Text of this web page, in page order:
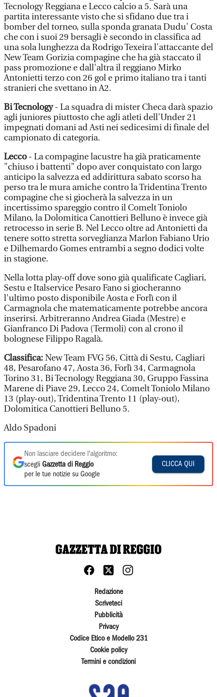
Tecnology Reggiana e Lecco calcio a 5. Sarà una
partita interessante visto che si sfidano due tra i
bomber del torneo, sulla sponda granata Dudu' Costa
che con i suoi 29 bersagli è secondo in classifica ad
una sola lunghezza da Rodrigo Texeira l'attaccante del
New Team Gorizia compagine che ha già staccato il
pass promozione e dall'altra il reggiano Mirko
Antonietti terzo con 26 gol e primo italiano tra i tanti
stranieri che svettano in A2.
Bi Tecnology- La squadra di mister Checa darà spazio
agli juniores piuttosto che agli atleti dell'Under 21
impegnati domani ad Asti nei sedicesimi di finale del
campionato di categoria.
Lecco- La compagine lacustre ha già praticamente
"chiuso i battenti" dopo aver conquistato con largo
anticipo la salvezza ed addirittura sabato scorso ha
perso tra le mura amiche contro la Tridentina Trento
compagine che si giocherà la salvezza in un
incertissimo spareggio contro il Comelt Toniolo
Milano, la Dolomitica Canottieri Belluno è invece già
retrocesso in serie B. Nel Lecco oltre ad Antonietti da
tenere sotto stretta sorveglianza Marlon Fabiano Urio
e Dilhemardo Gomes entrambi a segno dodici volte
in stagione.
Nella lotta play-off dove sono già qualificate Cagliari,
Sestu e Italservice Pesaro Fano si giocheranno
l'ultimo posto disponibile Aosta e Forlì con il
Carmagnola che matematicamente potrebbe ancora
inserirsi. Arbitreranno Andrea Giada (Mestre) e
Gianfranco Di Padova (Termoli) con al crono il
bolognese Filippo Ragalà.
Classifica:New Team FVG 56, Città di Sestu, Cagliari
48, Pesarofano 47, Aosta 36, Forlì 34, Carmagnola
Torino 31, Bi Tecnology Reggiana 30, Gruppo Fassina
Marene di Piave 29, Lecco 24, Comelt Toniolo Milano
13 (play-out), Tridentina Trento 11 (play-out),
Dolomitica Canottieri Belluno 5.
Aldo Spadoni
Non lasciare decidere l'algoritmo:
scegli Gazzetta di Reggio
per le tue notizie su Google
CLICCA QUI
Redazione
Scriveteci
Pubblicità
Privacy
Codice Etico e Modello 231
Cookie policy
Termini e condizioni